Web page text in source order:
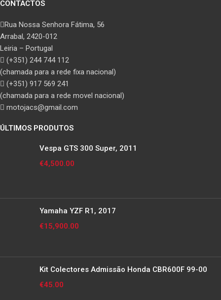
CONTACTOS
Rua Nossa Senhora Fátima, 56
Arrabal, 2420-012
Leiria – Portugal
(+351) 244 744 112
(chamada para a rede fixa nacional)
(+351) 917 569 241
(chamada para a rede movel nacional)
motojacs@gmail.com
ÚLTIMOS PRODUTOS
Vespa GTS 300 Super, 2011
€4,500.00
Yamaha YZF R1, 2017
€15,900.00
Kit Colectores Admissão Honda CBR600F 99-00
€45.00